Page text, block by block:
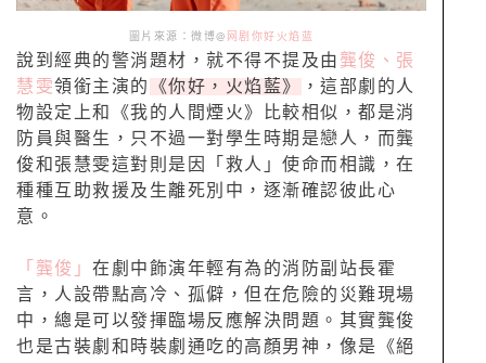
圖片來源：微博@ 网剧你好火焰蓝
說到經典的警消題材，就不得不提及由 龔俊、張
慧雯領銜主演的 《你好，火焰藍》
，這部劇的人
物設定上和《我的人間煙火》比較相似，都是消
防員與醫生，只不過一對學生時期是戀人，而龔
俊和張慧雯這對則是因「救人」使命而相識，在
種種互助救援及生離死別中，逐漸確認彼此心
意。
「龔俊」 在劇中飾演年輕有為的消防副站長霍
言，人設帶點高冷、孤僻，但在危險的災難現場
中，總是可以發揮臨場反應解決問題。其實龔俊
也是古裝劇和時裝劇通吃的高顏男神，像是《絕